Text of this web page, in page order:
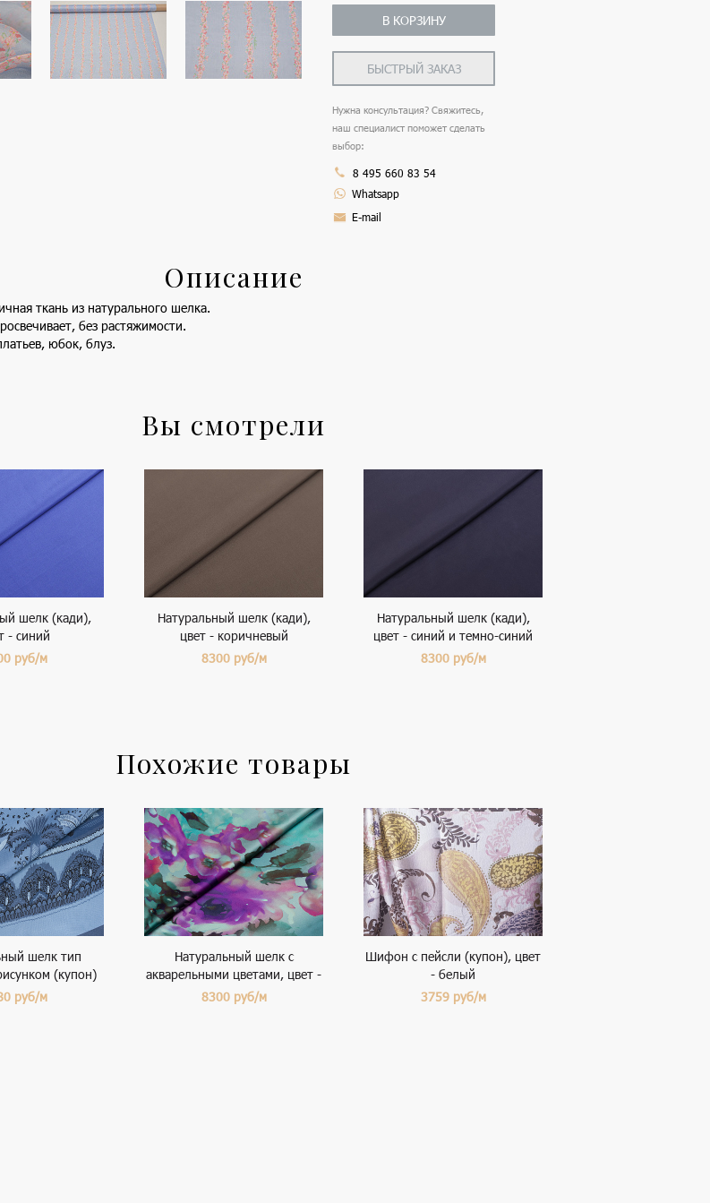
В КОРЗИНУ
БЫСТРЫЙ ЗАКАЗ
Нужна консультация? Свяжитесь,
наш специалист поможет сделать
выбор:
8 495 660 83 54
Whatsapp
E-mail
Описание
ткань из натурального шелка.
без растяжимости.
юбок, блуз.
Вы смотрели
шелк (кади),
- синий
руб/м
Натуральный шелк (кади),
цвет - коричневый
8300 руб/м
Натуральный шелк (кади),
цвет - синий и темно-синий
8300 руб/м
Похожие товары
шелк тип
(купон)
- синий
руб/м
Натуральный шелк с
акварельными цветами, цвет -
фуксия, бирюзовый
8300 руб/м
Шифон с пейсли (купон), цвет
- белый
3759 руб/м